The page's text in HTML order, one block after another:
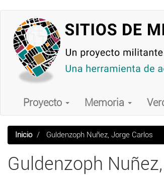
contenido
principal
Main
navigation
Proyecto Memoria
Inicio Guldenzoph Nuñez, Jorge Carlos
Guldenzoph